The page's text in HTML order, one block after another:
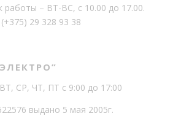
работы – ВТ-ВС, с 10.00 до 17.00.
(+375) 29 328 93 38
СР, ЧТ, ПТ с 9:00 до 17:00
выдано 5 мая 2005г.